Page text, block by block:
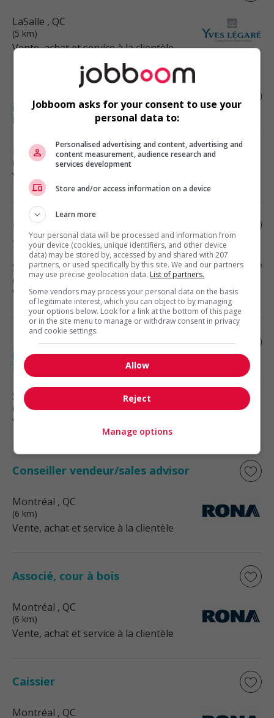
LaSalle , QC
(5 km)
Vente, achat et service à la clientèle
interne – secteur de la distribution /
inside...
Dorval, QC
(5 km)
Vente, achat et service à la clientèle
Coordonnateur de projets en arts
graphiques
Saint-Laurent, QC
(5 km)
Vente, achat et service à la clientèle
Représentant du service à la clientèle –
produits (mode hybride) / customer
service...
Saint-Laurent
(6 km)
Vente, achat et service à la clientèle
Conseiller vendeur/sales advisor
Montréal , QC
(6 km)
Vente, achat et service à la clientèle
Associé, cour à bois
Montréal , QC
(6 km)
Vente, achat et service à la clientèle
Caissier
Montréal , QC
Jobboom asks for your consent to use your
personal data to:
Personalised advertising and content, advertising and
content measurement, audience research and
services development
Store and/or access information on a device
Learn more
Your personal data will be processed and information from
your device (cookies, unique identifiers, and other device
data) may be stored by, accessed by and shared with 207
partners, or used specifically by this site. We and our partners
may use precise geolocation data. List of partners.
Some vendors may process your personal data on the basis
of legitimate interest, which you can object to by managing
your options below. Look for a link at the bottom of this page
or in the site menu to manage or withdraw consent in privacy
and cookie settings.
Allow
Reject
Manage options